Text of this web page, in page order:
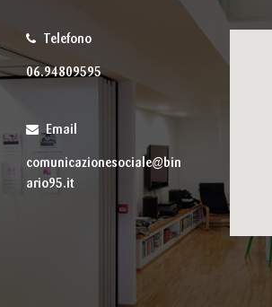
Telefono
06.94809595
Email
comunicazionesociale@bin
ario95.it